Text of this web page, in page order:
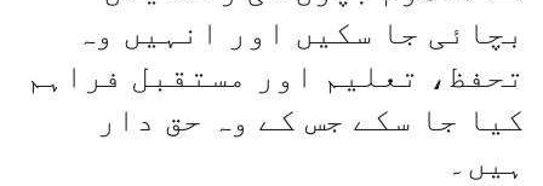
بچائی جا سکیں اور انہیں وہ
تحفظ، تعلیم اور مستقبل فراہم
کیا جا سکے جس کے وہ حق دار
ہیں۔